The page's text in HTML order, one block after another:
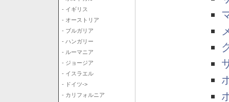
- イギリス
- オーストリア
- ブルガリア
- ハンガリー
- ルーマニア
- ジョージア
- イスラエル
- ドイツ->
- カリフォルニア